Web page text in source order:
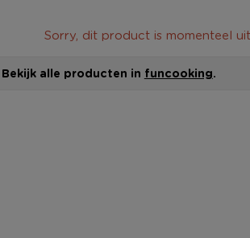
Sorry, dit product is momenteel
Bekijk alle producten in funcooking.